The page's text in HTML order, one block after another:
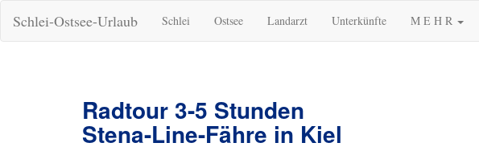
Schlei-Ostsee-Urlaub Schlei Ostsee Landarzt Unterkünfte M E H R
Radtour 3-5 Stunden
Stena-Line-Fähre in Kiel